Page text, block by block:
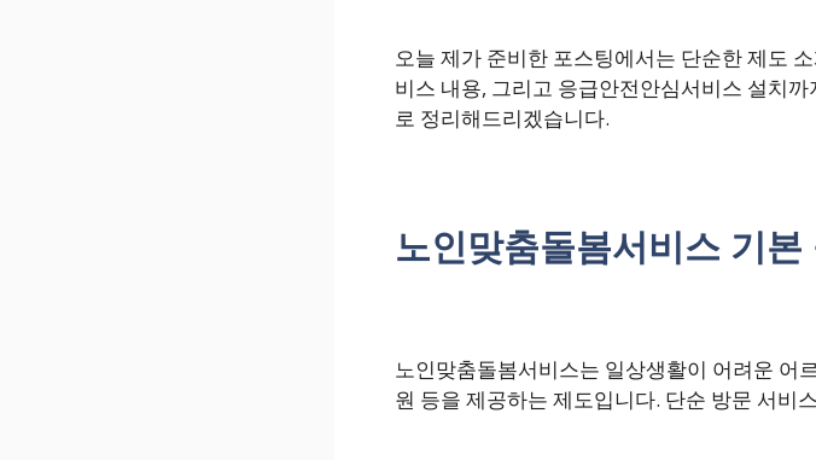
오늘 제가 준비한 포스팅에서는 단순한 제도
비스 내용, 그리고 응급안전안심서비스 설치
로 정리해드리겠습니다.
노인맞춤돌봄서비스 기본
노인맞춤돌봄서비스는 일상생활이 어려운 어
원 등을 제공하는 제도입니다. 단순 방문 서비